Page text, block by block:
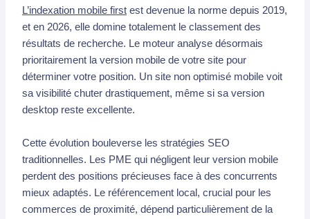
L’indexation mobile firstest devenue la norme depuis 2019,
et en 2026, elle domine totalement le classement des
résultats de recherche. Le moteur analyse désormais
prioritairement la version mobile de votre site pour
déterminer votre position. Un site non optimisé mobile voit
sa visibilité chuter drastiquement, même si sa version
desktop reste excellente.
Cette évolution bouleverse les stratégies SEO
traditionnelles. Les PME qui négligent leur version mobile
perdent des positions précieuses face à des concurrents
mieux adaptés. Le référencement local, crucial pour les
commerces de proximité, dépend particulièrement de la